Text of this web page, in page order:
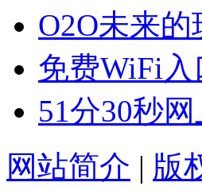
O2O未来
免费WiFi
51分30秒
网站简介 | 版